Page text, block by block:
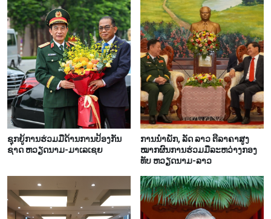
ຊຸກ​ຍູ້​ການ​ຮ່ວມ​ມື​ດ້ານ​ການ​ປ້ອງ​ກັນ​
ຊາດ ຫວຽດ​ນາມ-ມາ​ເລ​ເຊຍ
ການ​ນຳ​ພັກ, ລັດ ລາວ ຕີ​ລາ​ຄາ​ສູງ​
ໝາກ​ຜົນ​ການ​ຮ່ວມ​ມື​ລະ​ຫວ່າງກອງ​
ທັບ ຫວຽດ​ນາມ-ລາວ